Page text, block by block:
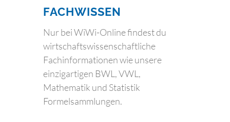
FACHWISSEN
Nur bei WiWi-Online findest du
wirtschaftswissenschaftliche
Fachinformationen wie unsere
einzigartigen BWL, VWL,
Mathematik und Statistik
Formelsammlungen.